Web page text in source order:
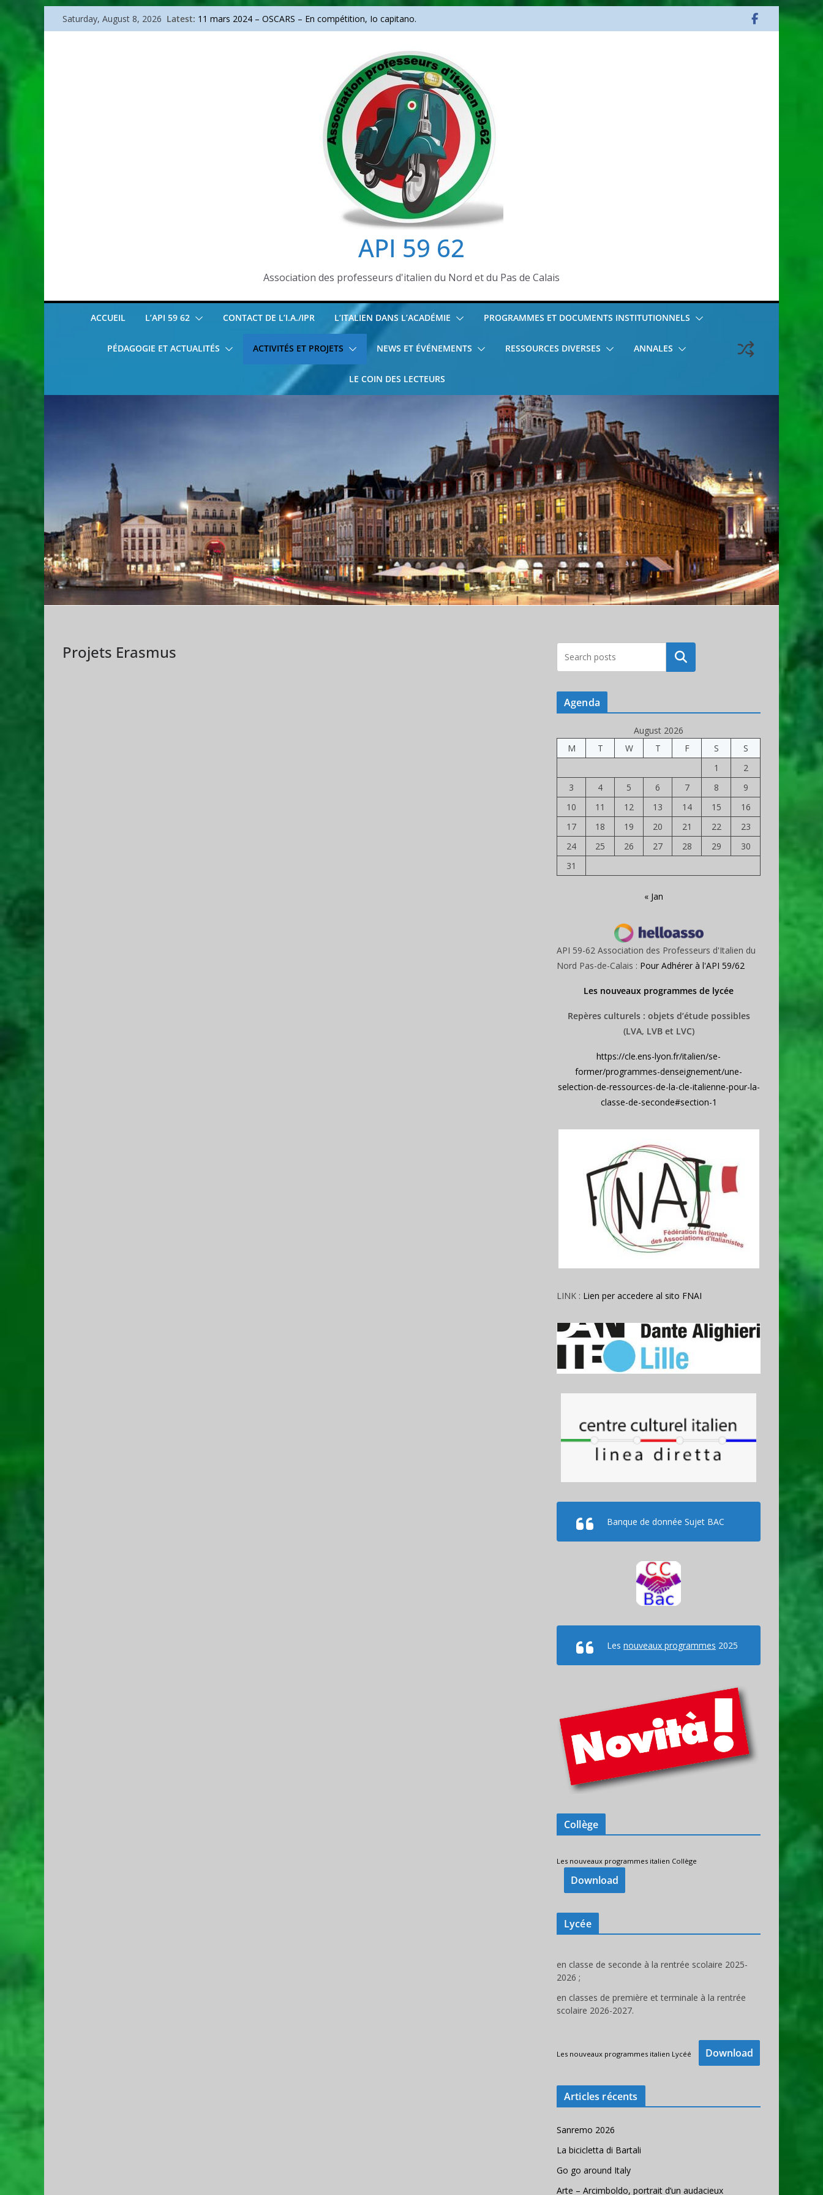
to
Saturday, August 8, 2026 Latest: 11 mars 2024 – OSCARS – En compétition, Io capitano.
Sanremo 2026
Arte – Arcimboldo, portrait d’un audacieux
API 59 62
Association des professeurs d'italien du Nord et du Pas de Calais
ACCUEIL L’API 59 62 CONTACT DE L’I.A./IPR L’ITALIEN DANS L’ACADÉMIE PROGRAMMES ET DOCUMENTS INSTITUTIONNELS
PÉDAGOGIE ET ACTUALITÉS ACTIVITÉS ET PROJETS NEWS ET ÉVÉNEMENTS RESSOURCES DIVERSES ANNALES
LE COIN DES LECTEURS
Projets Erasmus Rechercher
Agenda
August 2026
M
T W T F S
S
1
2
3
4 5 6 7 8
9
10
11 12 13 14 15
16
17
18 19 20 21 22
23
24
25 26 27 28 29
30
31
« Jan
API 59-62 Association des Professeurs d'Italien du
Nord Pas-de-Calais : Pour Adhérer à l'API 59/62
Les nouveaux programmes de lycée
Repères culturels : objets d’étude possibles
(LVA, LVB et LVC)
https://cle.ens-lyon.fr/italien/se-
former/programmes-denseignement/une-
selection-de-ressources-de-la-cle-italienne-pour-la-
classe-de-seconde#section-1
LINK : Lien per accedere al sito FNAI
Banque de donnée Sujet BAC
Les nouveaux programmes 2025
Collège
Les nouveaux programmes italien Collège
Download
Lycée
en classe de seconde à la rentrée scolaire 2025-
2026 ;
en classes de première et terminale à la rentrée
scolaire 2026-2027.
Les nouveaux programmes italien Lycéé Download
Articles récents
Sanremo 2026
La bicicletta di Bartali
Go go around Italy
Arte – Arcimboldo, portrait d’un audacieux